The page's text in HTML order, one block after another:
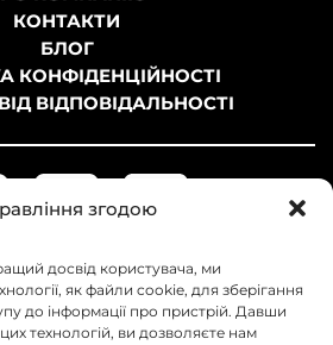
згодою
досвід користувача, ми
як файли cookie, для зберігання
до інформації про пристрій. Давши
технологій, ви дозволяєте нам
КОНТАКТИ
БЛОГ
КОНФІДЕНЦІЙНОСТІ
ВІДПОВІДАЛЬНОСТІ